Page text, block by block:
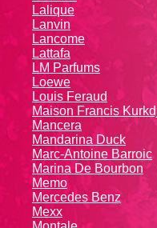
Lalique
Lanvin
Lanсоmе
Lattafa
LM Parfums
Loewe
Louis Feraud
Maison Francis
Mancera
Mandarina Duck
Marc-Antoine Barroic
Marina De Bourbon
Memo
Mercedes Benz
Mexx